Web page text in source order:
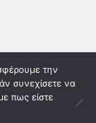
το
την
συνεχίσετε να
πως είστε